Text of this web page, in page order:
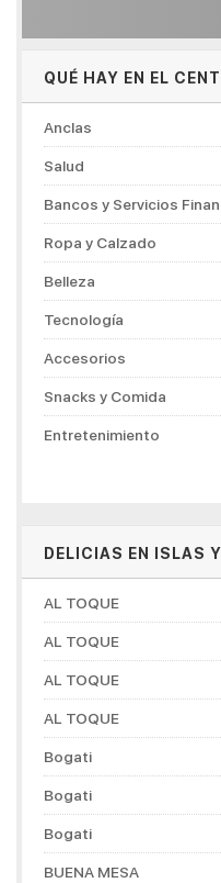
QUÉ HAY EN EL
Anclas
Salud
Bancos y Servicios
Ropa y Calzado
Belleza
Tecnología
Accesorios
Snacks y Comida
Entretenimiento
DELICIAS EN ISLAS
AL TOQUE
AL TOQUE
AL TOQUE
AL TOQUE
Bogati
Bogati
Bogati
BUENA MESA